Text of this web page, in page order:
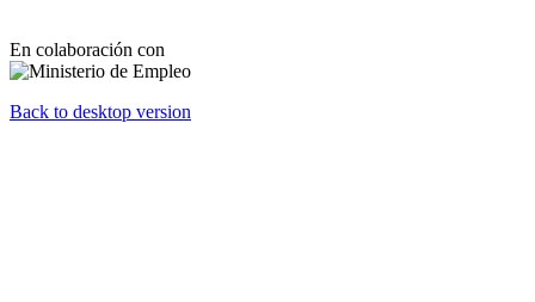
En colaboración con
Back to desktop version